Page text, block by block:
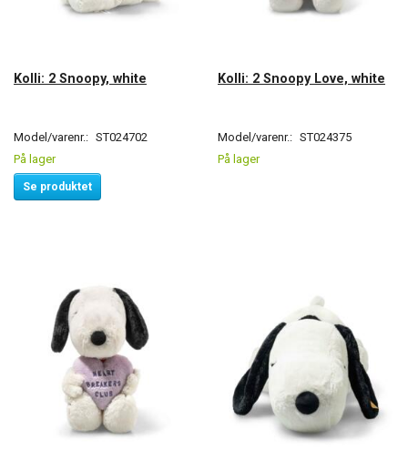
Kolli: 2 Snoopy, white
Model/varenr.: ST024702
På lager
Se produktet
Kolli: 2 Snoopy Love, white
Model/varenr.: ST024375
På lager